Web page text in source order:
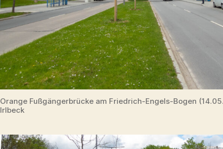
Orange Fußgängerbrücke am Friedrich-Engels-Bogen
Irlbeck